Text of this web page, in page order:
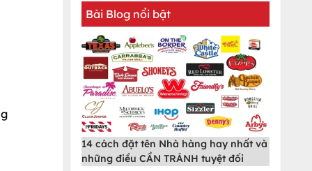
Bài Blog nổi bật
14 cách đặt tên Nhà hàng hay nhất và
những điều CẦN TRÁNH tuyệt đối